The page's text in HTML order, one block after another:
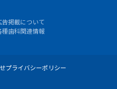
告掲載について
種歯科関連情報
プライバシーポリシー